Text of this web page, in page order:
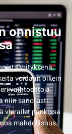
onnistuu
yrityksenä,
voidaan oikein
vaihtoehtoja.
niin sanotusti
vierailet pankissa
mahdollisuus.